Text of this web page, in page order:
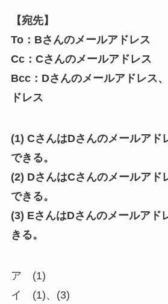
【宛先】
To：Bさんのメールアドレス
Cc：Cさんのメールアドレス
Bcc：Dさんのメールアドレス
ドレス
(1) CさんはDさんのメールアド
できる。
(2) DさんはCさんのメールアド
できる。
(3) EさんはDさんのメールアド
きる。
ア (1)
イ (1)、(3)